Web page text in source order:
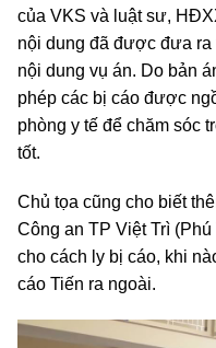
của VKS và luật sư,
nội dung đã được đưa ra
nội dung vụ án. Do bản
phép các bị cáo được
phòng y tế để chăm sóc
tốt.
Chủ tọa cũng cho biết
Công an TP Việt Trì
cho cách ly bị cáo, khi
cáo Tiến ra ngoài.